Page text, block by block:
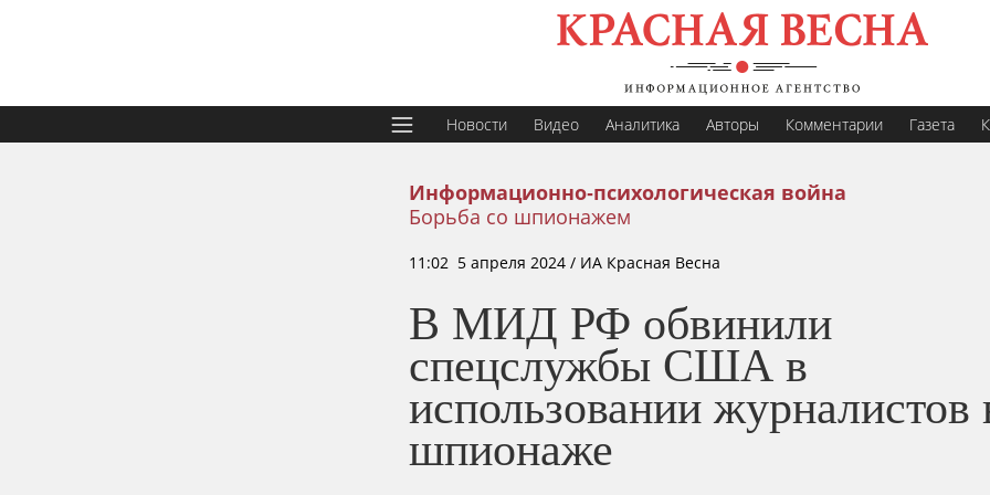
Новости Видео Аналитика Авторы Комментарии Газета
Информационно-психологическая война
Борьба со шпионажем
11:02 5 апреля 2024 / ИА Красная Весна
В МИД РФ обвинили
спецслужбы США в
использовании журналистов
шпионаже